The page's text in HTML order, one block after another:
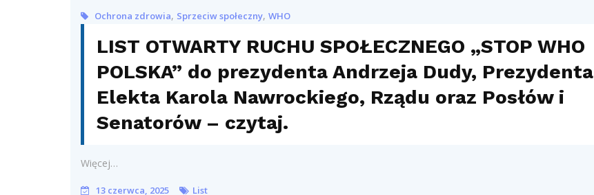
Ochrona zdrowia, Sprzeciw społeczny, WHO
LIST OTWARTY RUCHU SPOŁECZNEGO „STOP WHO
POLSKA” do prezydenta Andrzeja Dudy, Prezydenta
Elekta Karola Nawrockiego, Rządu oraz Posłów i
Senatorów – czytaj.
Więcej…
13 czerwca, 2025 List